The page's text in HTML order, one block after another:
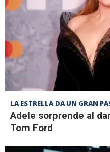
LA ESTRELLA DA UN GRAN
Adele sorprende al
Tom Ford